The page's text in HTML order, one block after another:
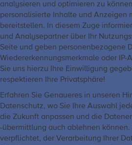
analysieren und optimieren zu
personalisierte Inhalte und Anzeigen
bereitstellen. In diesem Zuge
und Analysepartner über Ihr
Seite und geben personenbezogene
Wiedererkennungsmerkmale oder IP-
Sie uns hierzu Ihre Einwilligung
respektieren Ihre Privatsphäre!
Erfahren Sie Genaueres in unseren
Datenschutz, wo Sie Ihre Auswahl
die Zukunft anpassen und die
-übermittlung auch ablehnen können.
verpflichtet, der Verarbeitung Ihrer